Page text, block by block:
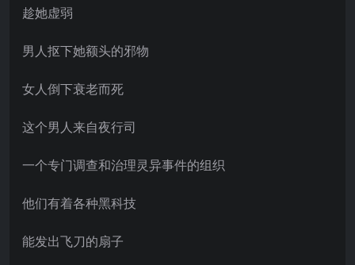
趁她虚弱
男人抠下她额头的邪物
女人倒下衰老而死
这个男人来自夜行司
一个专门调查和治理灵异事件的组织
他们有着各种黑科技
能发出飞刀的扇子